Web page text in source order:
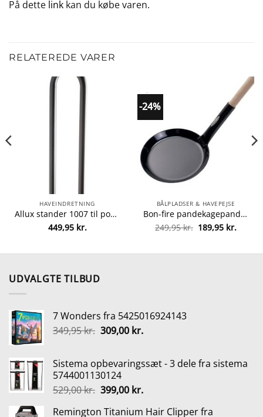
På dette link kan du købe varen.
RELATEREDE VARER
HAVEINDRETNING
Allux stander 1007 til postkasse – Sort fra allux 5701701590085
449,95 kr.
-24%
BÅLPLADSER & HAVEPEJSE
Bon-fire pandekagepande fra Bon-fire 5708085100091
249,95kr. Den
oprindelige
249,95 kr..
189,95 kr.
kr..
UDVALGTE TILBUD
7 Wonders fra 5425016924143
349,95kr. Den
var:
349,95 kr..
309,00 kr.Den
er:
Sistema opbevaringssæt - 3 dele fra sistema
5744001130124
529,00kr. Den
pris
399,00 kr.Den
pris
Remington Titanium Hair Clipper fra